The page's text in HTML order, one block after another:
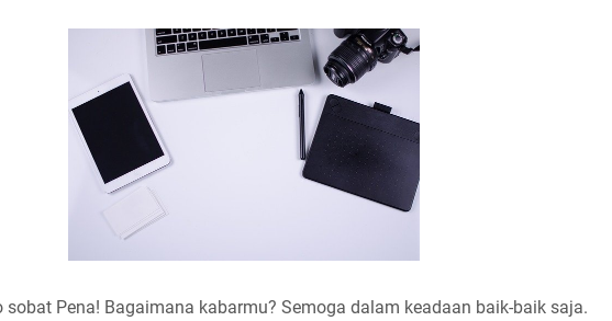
sobat Pena! Bagaimana kabarmu? Semoga dalam keadaan baik-baik saja.